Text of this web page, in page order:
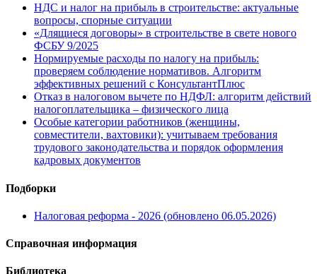
НДС и налог на прибыль в строительстве: актуальные
вопросы, спорные ситуации
«Длящиеся договоры» в строительстве в свете нового
ФСБУ 9/2025
Нормируемые расходы по налогу на прибыль:
проверяем соблюдение нормативов. Алгоритм
эффективных решений с КонсультантПлюс
Отказ в налоговом вычете по НДФЛ: алгоритм действий
налогоплательщика – физического лица
Особые категории работников (женщины,
совместители, вахтовики): учитываем требования
трудового законодательства и порядок оформления
кадровых документов
Подборки
Налоговая реформа - 2026 (обновлено 06.05.2026)
Справочная информация
Библиотека